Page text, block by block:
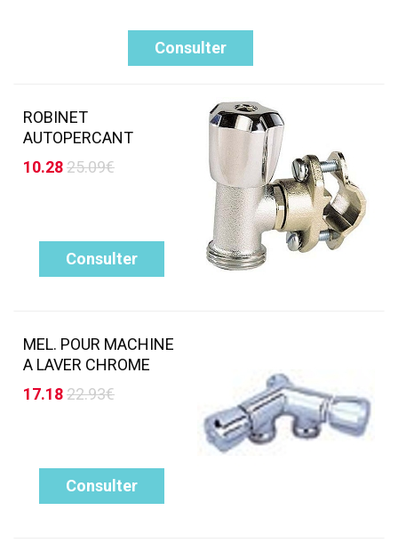
Consulter
ROBINET
AUTOPERCANT
10.2825.09€
Consulter
MEL. POUR MACHINE
A LAVER CHROME
17.1822.93€
Consulter